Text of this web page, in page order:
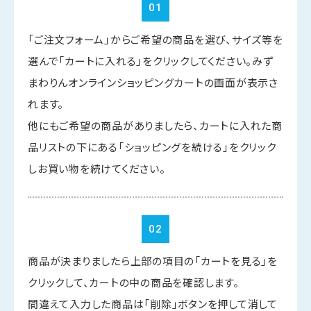
01
「ご注文フォーム」からご希望の商品を選び、サイズ等を
選んで「カートに入れる」をクリックしてください。みず
まわりんオンラインショッピングカートの画面が表示さ
れます。
他にもご希望の商品がありましたら、カートに入れた商
品リストの下にある「ショッピングを続ける」をクリック
しお買い物を続けてください。
02
商品が決まりましたら上部の項目の「カートを見る」を
クリックして、カートの中の商品を確認します。
間違えて入力した商品は「削除」ボタンを押して消して